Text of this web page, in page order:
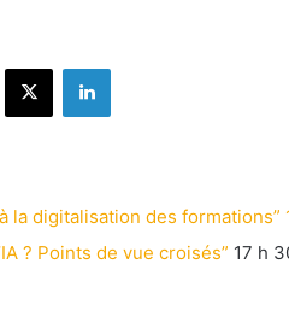
X Linkedin
la digitalisation des formations”
? Points de vue croisés” 17 h